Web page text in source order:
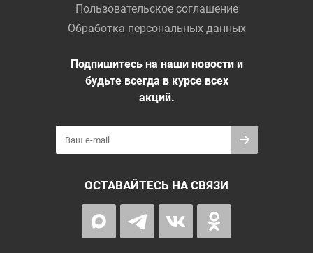
Пользовательское соглашение
Обработка персональных данных
Подпишитесь на наши новости и
будьте всегда в курсе всех
акций.
ОСТАВАЙТЕСЬ НА СВЯЗИ